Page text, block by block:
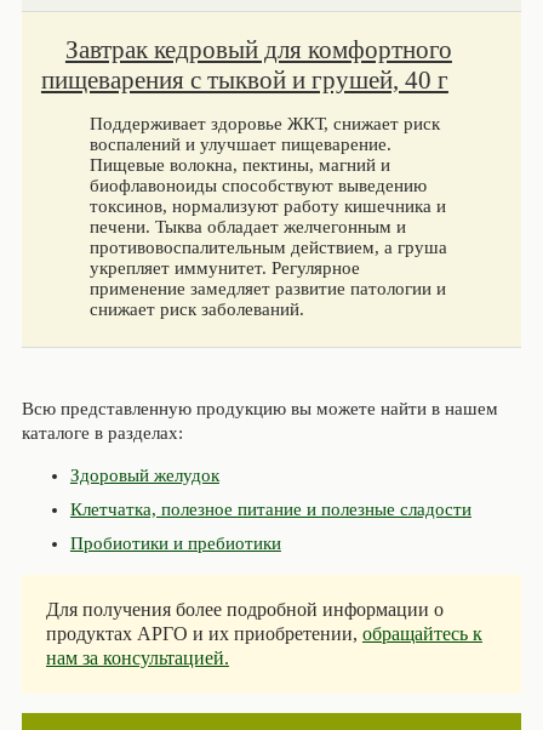
Завтрак кедровый для комфортного
пищеварения с тыквой и грушей, 40 г
Поддерживает здоровье ЖКТ, снижает риск
воспалений и улучшает пищеварение.
Пищевые волокна, пектины, магний и
биофлавоноиды способствуют выведению
токсинов, нормализуют работу кишечника и
печени. Тыква обладает желчегонным и
противовоспалительным действием, а груша
укрепляет иммунитет. Регулярное
применение замедляет развитие патологии и
снижает риск заболеваний.
Всю представленную продукцию вы можете найти в нашем
каталоге в разделах:
Здоровый желудок
Клетчатка, полезное питание и полезные сладости
Пробиотики и пребиотики
Для получения более подробной информации о
продуктах АРГО и их приобретении, обращайтесь к
нам за консультацией.